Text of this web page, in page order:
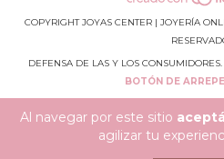
Al navegar por este sitio
agilizar tu
COPYRIGHT JOYAS CENTER | JOYERÍA
DEFENSA DE LAS Y LOS
BOTÓN DE